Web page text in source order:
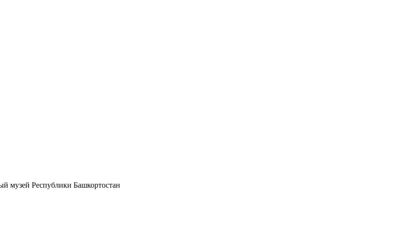
музей Республики Башкортостан